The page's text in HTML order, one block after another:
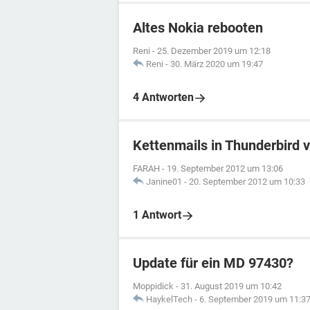
Altes Nokia rebooten
Reni - 25. Dezember 2019 um 12:18
Reni - 30. März 2020 um 19:47
4 Antworten
Kettenmails in Thunderbird
FARAH - 19. September 2012 um 13:06
Janine01 - 20. September 2012 um 10:33
1 Antwort
Update für ein MD 97430?
Moppidick - 31. August 2019 um 10:42
HaykelTech - 6. September 2019 um 11:37